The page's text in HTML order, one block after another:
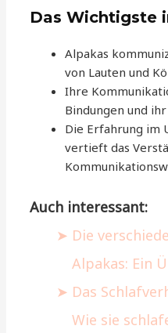
Das Wichtigste
Alpakas
von Lauten und
Ihre
Bindungen und
Die Erfahrung im
vertieft das
Auch interessant:
Die
Alpakas: Ein
Das
Wie sie